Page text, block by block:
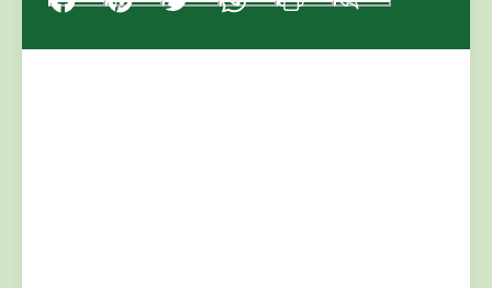
Facebook Pinterest Twitter